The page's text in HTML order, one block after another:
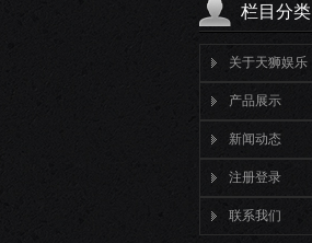
栏目分类
关于天狮娱乐
产品展示
新闻动态
注册登录
联系我们